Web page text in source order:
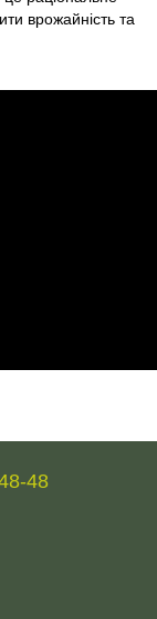
врожайність та
48